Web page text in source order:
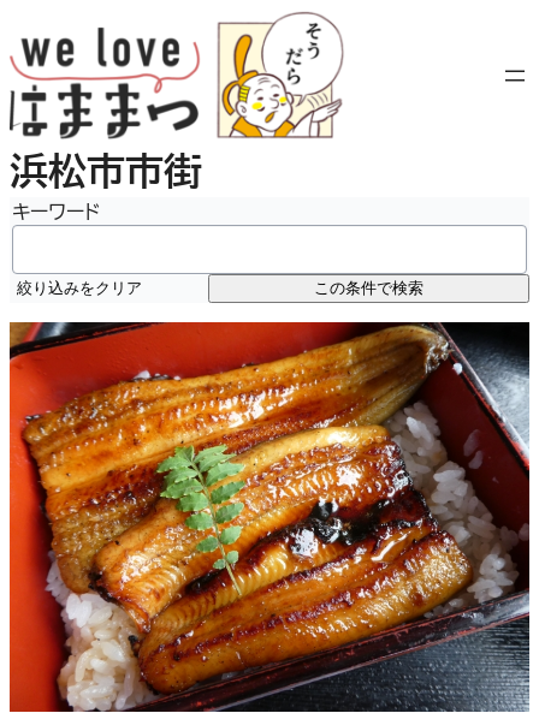
容
を
ス
キ
ッ
プ
浜松市市街
キーワード
絞り込みをクリア この条件で検索